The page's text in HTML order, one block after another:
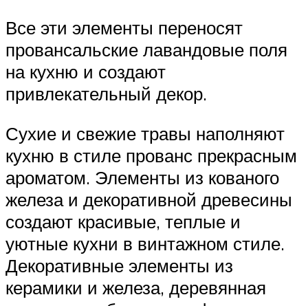
Все эти элементы переносят
провансальские лавандовые поля
на кухню и создают
привлекательный декор.
Сухие и свежие травы наполняют
кухню в стиле прованс прекрасным
ароматом. Элементы из кованого
железа и декоративной древесины
создают красивые, теплые и
уютные кухни в винтажном стиле.
Декоративные элементы из
керамики и железа, деревянная